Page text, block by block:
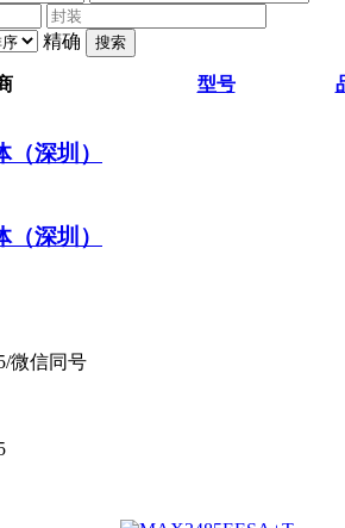
精确 搜索
型号
深圳）
深圳）
微信同号